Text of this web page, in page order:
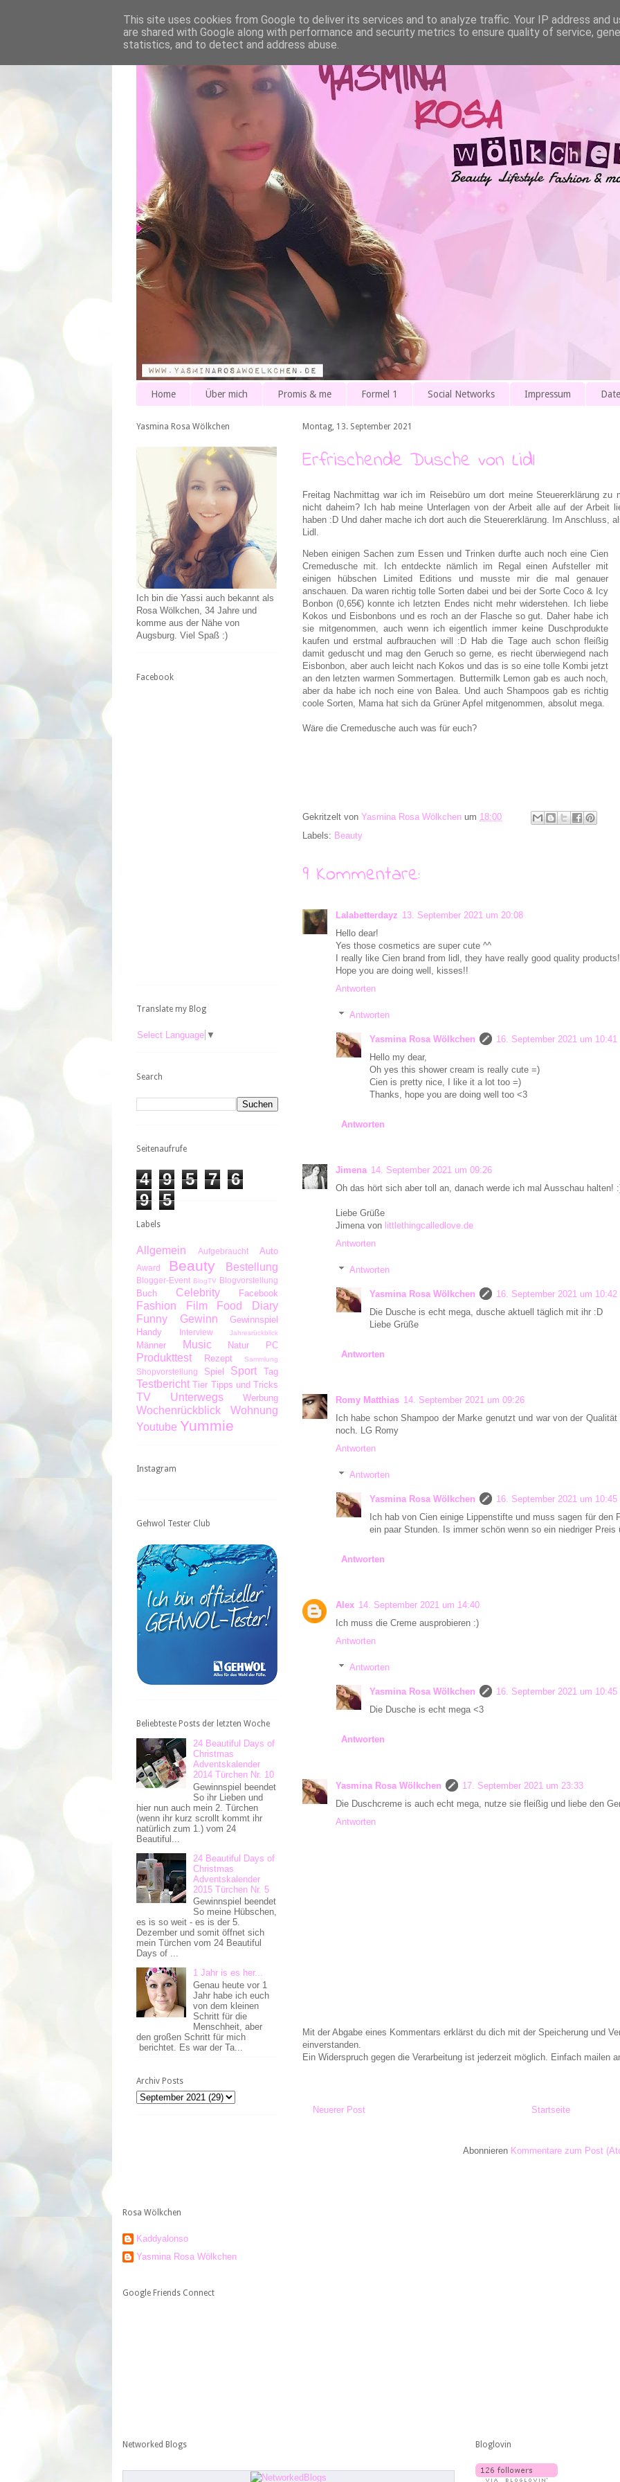
Home Über mich Promis & me Formel 1 Social Networks Impressum
Montag, 13. September 2021
Erfrischende Dusche von Lidl
Freitag Nachmittag war ich im Reisebüro um dort meine Steuererklärung
nicht daheim? Ich hab meine Unterlagen von der Arbeit alle auf der Arbeit
haben :D Und daher mache ich dort auch die Steuererklärung. Im Anschluss,
Lidl.
Neben einigen Sachen zum Essen und Trinken durfte auch noch eine Cien
Cremedusche mit. Ich entdeckte nämlich im Regal einen Aufsteller mit
einigen hübschen Limited Editions und musste mir die mal genauer
anschauen. Da waren richtig tolle Sorten dabei und bei der Sorte Coco & Icy
Bonbon (0,65€) konnte ich letzten Endes nicht mehr widerstehen. Ich liebe
Kokos und Eisbonbons und es roch an der Flasche so gut. Daher habe ich
sie mitgenommen, auch wenn ich eigentlich immer keine Duschprodukte
kaufen und erstmal aufbrauchen will :D Hab die Tage auch schon fleißig
damit geduscht und mag den Geruch so gerne, es riecht überwiegend nach
Eisbonbon, aber auch leicht nach Kokos und das is so eine tolle Kombi jetzt
an den letzten warmen Sommertagen. Buttermilk Lemon gab es auch noch,
aber da habe ich noch eine von Balea. Und auch Shampoos gab es richtig
coole Sorten, Mama hat sich da Grüner Apfel mitgenommen, absolut mega.
Wäre die Cremedusche auch was für euch?
Gekritzelt von Yasmina Rosa Wölkchen um 18:00
Labels: Beauty
9 Kommentare:
Lalabetterdayz 13. September 2021 um 20:08
Hello dear!
Yes those cosmetics are super cute ^^
I really like Cien brand from lidl, they have really good quality products!
Hope you are doing well, kisses!!
Antworten
Antworten
Yasmina Rosa Wölkchen
16. September 2021 um 10:41
Hello my dear,
Oh yes this shower cream is really cute =)
Cien is pretty nice, I like it a lot too =)
Thanks, hope you are doing well too <3
Antworten
Jimena 14. September 2021 um 09:26
Oh das hört sich aber toll an, danach werde ich mal Ausschau halten!
Liebe Grüße
Jimena von littlethingcalledlove.de
Antworten
Antworten
Yasmina Rosa Wölkchen
16. September 2021 um 10:42
Die Dusche is echt mega, dusche aktuell täglich mit ihr :D
Liebe Grüße
Antworten
Romy Matthias 14. September 2021 um 09:26
Ich habe schon Shampoo der Marke genutzt und war von der
noch. LG Romy
Antworten
Antworten
Yasmina Rosa Wölkchen
16. September 2021 um 10:45
Ich hab von Cien einige Lippenstifte und muss sagen für
ein paar Stunden. Is immer schön wenn so ein niedriger Preis
Antworten
Alex 14. September 2021 um 14:40
Ich muss die Creme ausprobieren :)
Antworten
Antworten
Yasmina Rosa Wölkchen
16. September 2021 um 10:45
Die Dusche is echt mega <3
Antworten
Yasmina Rosa Wölkchen
17. September 2021 um 23:33
Die Duschcreme is auch echt mega, nutze sie fleißig und liebe den
Antworten
Mit der Abgabe eines Kommentars erklärst du dich mit der Speicherung und
einverstanden.
Ein Widerspruch gegen die Verarbeitung ist jederzeit möglich. Einfach mailen
Neuerer Post Startseite
Abonnieren Kommentare zum Post
Yasmina Rosa Wölkchen
Ich bin die Yassi auch bekannt als
Rosa Wölkchen, 34 Jahre und
komme aus der Nähe von
Augsburg. Viel Spaß :)
Facebook
Translate my Blog
Select Language ▼
Search
Seitenaufrufe
4 9 5 7
6
9
5
Labels
Allgemein Aufgebraucht Auto
Award Beauty Bestellung
Blogger-Event BlogTV Blogvorstellung
Buch Celebrity Facebook
Fashion Film
Food Diary
Funny
Gewinn
Gewinnspiel
Handy
Interview Jahresrückblick
Männer Music Natur PC
Produkttest Rezept Sammlung
Shopvorstellung Spiel Sport Tag
Testbericht Tier Tipps und Tricks
TV Unterwegs Werbung
Wochenrückblick
Wohnung
Youtube Yummie
Instagram
Gehwol Tester Club
Beliebteste Posts der letzten Woche
24 Beautiful Days of
Christmas
Adventskalender
2014 Türchen Nr. 10
Gewinnspiel beendet
So ihr Lieben und
hier nun auch mein 2. Türchen
(wenn ihr kurz scrollt kommt ihr
natürlich zum 1.) vom 24
Beautiful...
24 Beautiful Days of
Christmas
Adventskalender
2015 Türchen Nr. 5
Gewinnspiel beendet
So meine Hübschen,
es is so weit - es is der 5.
Dezember und somit öffnet sich
mein Türchen vom 24 Beautiful
Days of ...
1 Jahr is es her...
Genau heute vor 1
Jahr habe ich euch
von dem kleinen
Schritt für die
Menschheit, aber
den großen Schritt für mich
berichtet. Es war der Ta...
Archiv Posts
Rosa Wölkchen
Kaddyalonso
Yasmina Rosa Wölkchen
Google Friends Connect
Networked Blogs Bloglovin
This site uses cookies from Google to deliver its services and to analyze traffic. Your IP address and
are shared with Google along with performance and security metrics to ensure quality of service,
statistics, and to detect and address abuse.